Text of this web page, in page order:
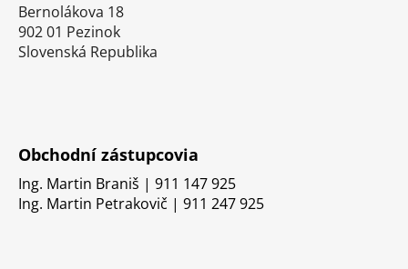
Bernolákova 18
902 01 Pezinok
Slovenská Republika
Obchodní zástupcovia
Ing. Martin Braniš | 911 147 925
Ing. Martin Petrakovič | 911 247 925